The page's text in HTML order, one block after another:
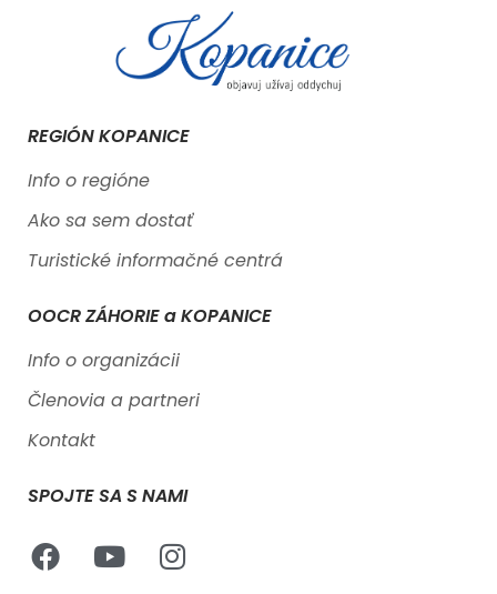
REGIÓN KOPANICE
Info o regióne
Ako sa sem dostať
Turistické informačné centrá
OOCR ZÁHORIE a KOPANICE
Info o organizácii
Členovia a partneri
Kontakt
SPOJTE SA S NAMI